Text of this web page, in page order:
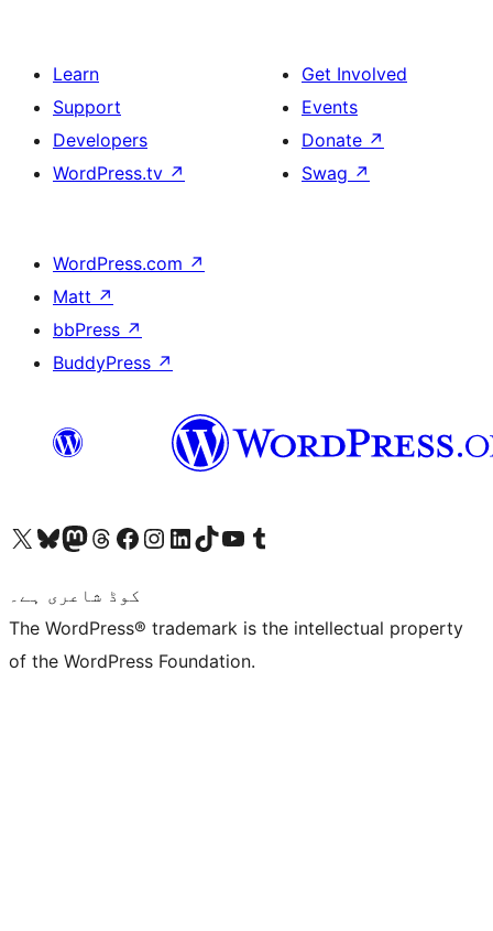
Learn
Support
Developers
WordPress.tv ↗
Get Involved
Events
Donate ↗
Swag ↗
WordPress.com ↗
Matt ↗
bbPress ↗
BuddyPress ↗
Visit our X (formerly Twitter) account
ہمارے بلیواسکائی اکاؤنٹ پر جائیں
Visit our Mastodon account
ہمارے ٹھریڈز اکاؤنٹ پر جائیں
Visit our Facebook page
Visit our Instagram account
Visit our LinkedIn account
ہمارے ٹک ٹاک اکاؤنٹ پر جائیں
Visit our YouTube channel
ہمارے ٹمبلر اکاؤنٹ پر جائیں
کوڈ شاعری ہے۔
The WordPress® trademark is the intellectual property
of the WordPress Foundation.